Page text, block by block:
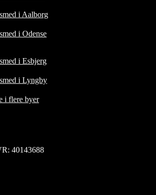
i Aalborg
i Odense
i Esbjerg
i Lyngby
i flere byer
40143688